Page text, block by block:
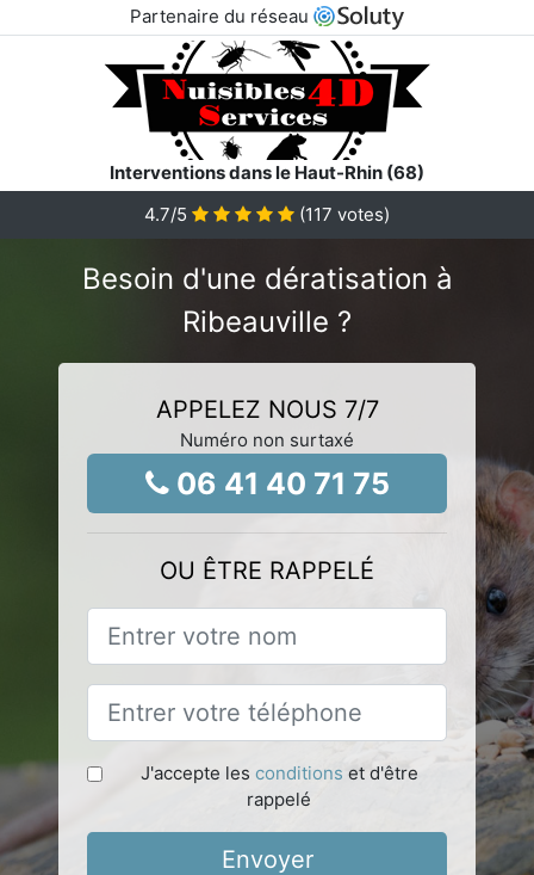
Partenaire du réseau
Interventions dans le Haut-Rhin (68)
4.7/5 (117 votes)
Besoin d'une dératisation à
Ribeauville ?
APPELEZ NOUS 7/7
Numéro non surtaxé
06 41 40 71 75
OU ÊTRE RAPPELÉ
J'accepte les conditions et d'être
rappelé
Envoyer